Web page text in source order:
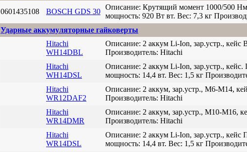
0601435108 BOSCH GDS 30
Описание: Крутящий момент 1000/500 Нм
мощность: 920 Вт вт. Вес: 7,3 кг
Ударные аккумуляторные гайковерты
Hitachi
WH14DBL
Описание: 2 аккум Li-Ion, зар.устр., кейс
Производитель: Hitachi
Hitachi
WH14DSL
Описание: 2 аккум Li-Ion, зар.устр., кейс.
мощность: 14,4 вт. Вес: 1,5 кг
Hitachi
WR12DAF2
Описание: 2 аккум, зар.устр., М6-М14,
Производитель: Hitachi
Hitachi
WR14DMR
Описание: 2 аккум, зар.устр., М10-М16,
Производитель: Hitachi
Hitachi
WR14DSL
Описание: 2 аккум Li-Ion, зар.устр., кейс
мощность: 14,4 вт. Вес: 1,5 кг